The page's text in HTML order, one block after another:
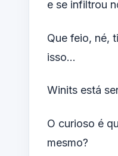
e se infiltrou
Que feio, né,
isso…
Winits está
O curioso é
mesmo?